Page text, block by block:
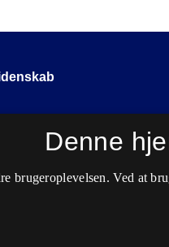
Denne
brugeroplevelsen. Ved at